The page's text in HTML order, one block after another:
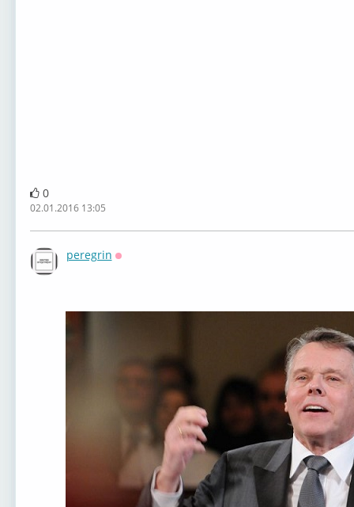
0
02.01.2016 13:05
peregrin